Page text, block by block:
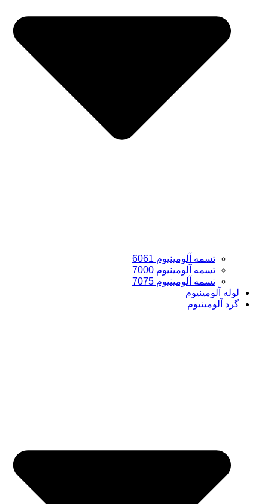
تسمه آلومینیوم 6061
تسمه آلومینیوم 7000
تسمه آلومینیوم 7075
لوله آلومینیوم
گرد آلومینیوم